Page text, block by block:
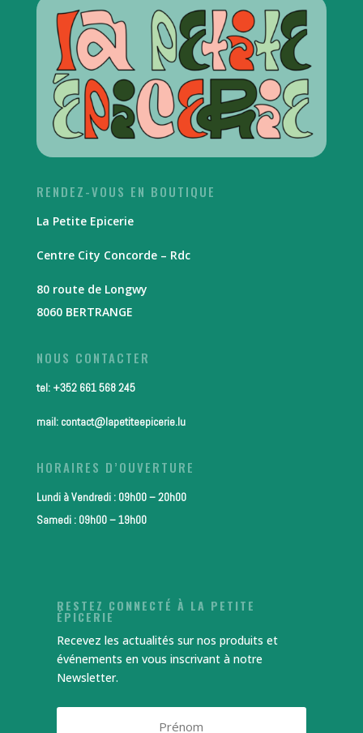
RENDEZ-VOUS EN BOUTIQUE
La Petite Epicerie
Centre City Concorde – Rdc
80 route de Longwy
8060 BERTRANGE
NOUS CONTACTER
tel: +352 661 568 245
mail: contact@lapetiteepicerie.lu
HORAIRES D’OUVERTURE
Lundi à Vendredi : 09h00 – 20h00
Samedi : 09h00 – 19h00
RESTEZ CONNECTÉ À LA PETITE
ÉPICERIE
Recevez les actualités sur nos produits et
événements en vous inscrivant à notre
Newsletter.